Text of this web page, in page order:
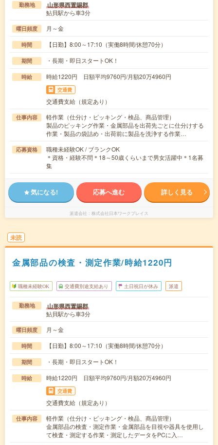
勤務地 山形県西置賜郡
鮎貝駅から車3分
曜日頻度 月～金
時間 【日勤】8:00～17:10（実働8時間/休憩70分）
期間 ・長期・即日スタートOK！
時給 時給1220円 日額平均9760円/月額20万4960円
交通費
交通費支給（規定あり）
仕事内容
軽作業（仕分け・ピッキング・検品、商品管理）
製品のピッキング作業・金属部品を出荷先ごとに仕分けする
作業・製品の袋詰め・出荷前に製品を洗浄する作業…
応募資格
職種未経験OK / ブランクOK
＊資格・経験不問＊18～50歳くらいまで男女活躍中＊1名募
集
気になる! 応募へ進む 詳しく見る
派遣会社 株式会社日本ワークプレイス
未読
金属部品の検査・測定作業/時給1220円
職種未経験OK 交通費別途支給あり 土日祝日が休み 派遣
勤務地 山形県西置賜郡
鮎貝駅から車3分
曜日頻度 月～金
時間 【日勤】8:00～17:10（実働8時間/休憩70分）
期間 ・長期・即日スタートOK！
時給 時給1220円 日額平均9760円/月額20万4960円
交通費
交通費支給（規定あり）
仕事内容
軽作業（仕分け・ピッキング・検品、商品管理）
金属部品の検査・測定作業・金属部品を目視や器具を使用し
て検査・測定する作業・測定したデータをPCに入…